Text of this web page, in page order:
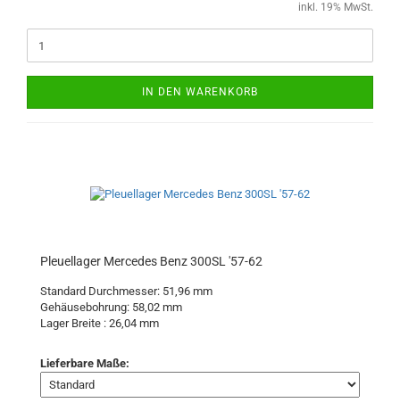
inkl. 19% MwSt.
IN DEN WARENKORB
Pleuellager Mercedes Benz 300SL '57-62
Standard Durchmesser: 51,96 mm
Gehäusebohrung: 58,02 mm
Lager Breite : 26,04 mm
Lieferbare Maße: